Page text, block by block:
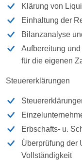
Klärung von
Einhaltung der
Bilanzanalyse
Aufbereitung
für die eigenen
Steuererklärungen
Erbschafts- u.
Überprüfung der
Vollständigkeit